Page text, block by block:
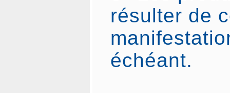
résulter de
échéant.